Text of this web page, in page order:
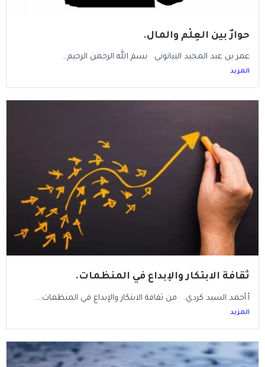
حوارٌ بين العِلْم والمال.
عمر بن عبد المجيد البيانوني بسم الله الرحمن الرحيم...
المزيد
ثقافة الابتكار والإبداع في المنظمات.
أ.أحمد السيد كردي. من ثقافة الابتكار والإبداع في المنظمات:...
المزيد